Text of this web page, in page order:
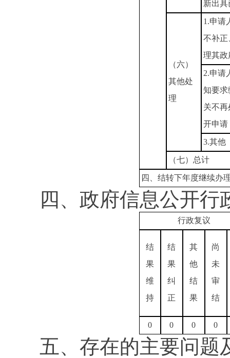
新出
（六）
其他处
理
1.申请
不补正
理其政
2.申请
知要求
关不
开申请
3.其他
（七）总计
四、结转下年度继续办
四、政府信息公开行
行政复议
结
果
维
持
结
果
纠
正
其
他
结
果
尚
未
审
结
0 0 0 0
五、存在的主要问题